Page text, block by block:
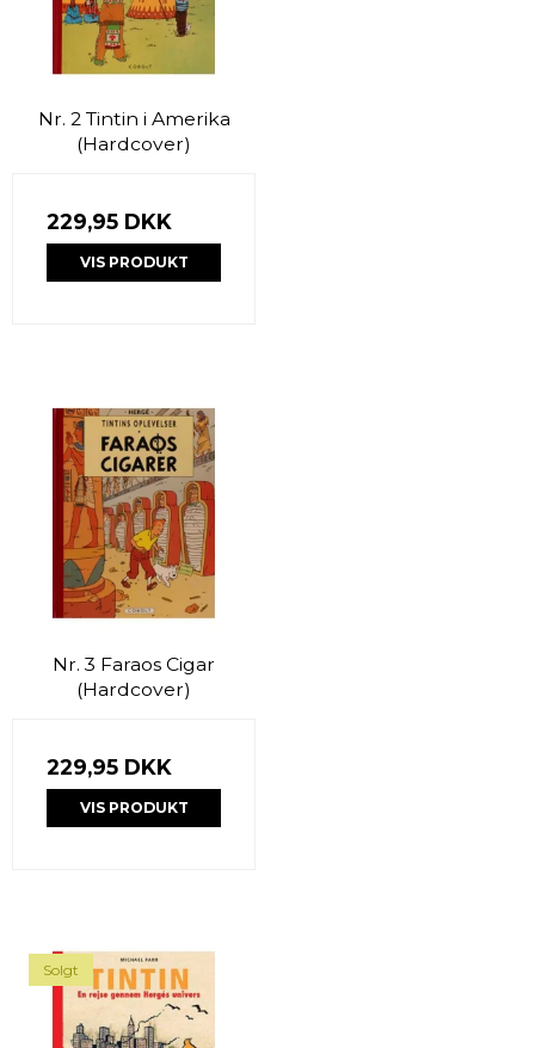
Nr. 2 Tintin i Amerika
(Hardcover)
229,95 DKK
VIS PRODUKT
Nr. 3 Faraos Cigar
(Hardcover)
229,95 DKK
VIS PRODUKT
Solgt